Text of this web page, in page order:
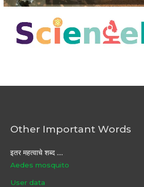
Other Important Words
इतर महत्वाचे शब्द ....
Aedes mosquito
User data